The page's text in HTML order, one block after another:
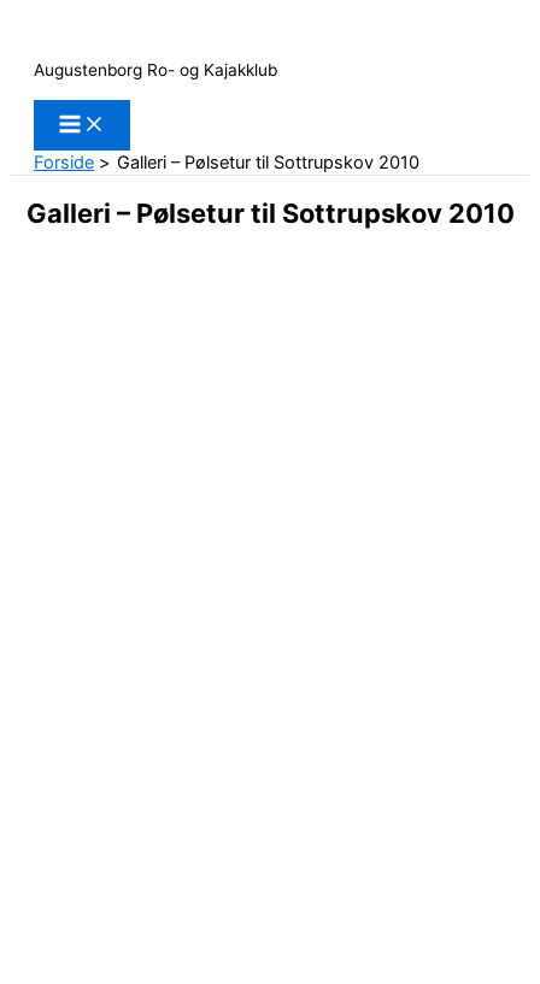
indholdet
Augustenborg Ro- og Kajakklub
Forside Galleri – Pølsetur til Sottrupskov 2010
Galleri – Pølsetur til Sottrupskov 2010